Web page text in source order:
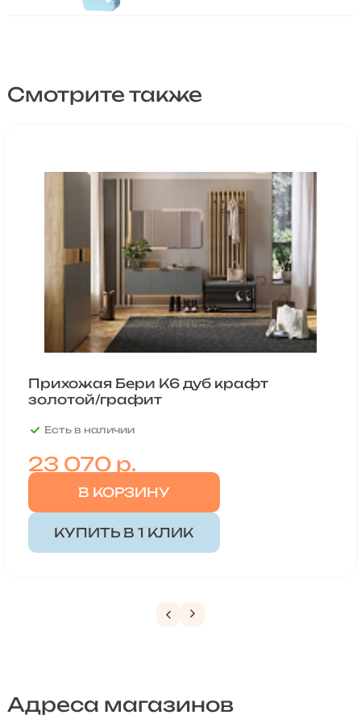
Смотрите также
Прихожая Бери К6 дуб крафт
золотой/графит
Есть в наличии
23 070р.
В КОРЗИНУ
КУПИТЬ В 1 КЛИК
Адреса магазинов